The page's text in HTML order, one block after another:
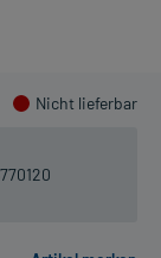
Nicht lieferbar